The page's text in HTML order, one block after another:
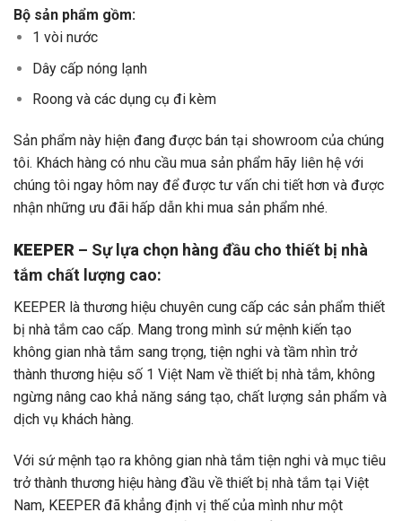
Bộ sản phẩm gồm:
1 vòi nước
Dây cấp nóng lạnh
Roong và các dụng cụ đi kèm
Sản phẩm này hiện đang được bán tại showroom của chúng
tôi. Khách hàng có nhu cầu mua sản phẩm hãy liên hệ với
chúng tôi ngay hôm nay để được tư vấn chi tiết hơn và được
nhận những ưu đãi hấp dẫn khi mua sản phẩm nhé.
KEEPER – Sự lựa chọn hàng đầu cho thiết bị nhà
tắm chất lượng cao:
KEEPER là thương hiệu chuyên cung cấp các sản phẩm thiết
bị nhà tắm cao cấp. Mang trong mình sứ mệnh kiến tạo
không gian nhà tắm sang trọng, tiện nghi và tầm nhìn trở
thành thương hiệu số 1 Việt Nam về thiết bị nhà tắm, không
ngừng nâng cao khả năng sáng tạo, chất lượng sản phẩm và
dịch vụ khách hàng.
Với sứ mệnh tạo ra không gian nhà tắm tiện nghi và mục tiêu
trở thành thương hiệu hàng đầu về thiết bị nhà tắm tại Việt
Nam, KEEPER đã khẳng định vị thế của mình như một